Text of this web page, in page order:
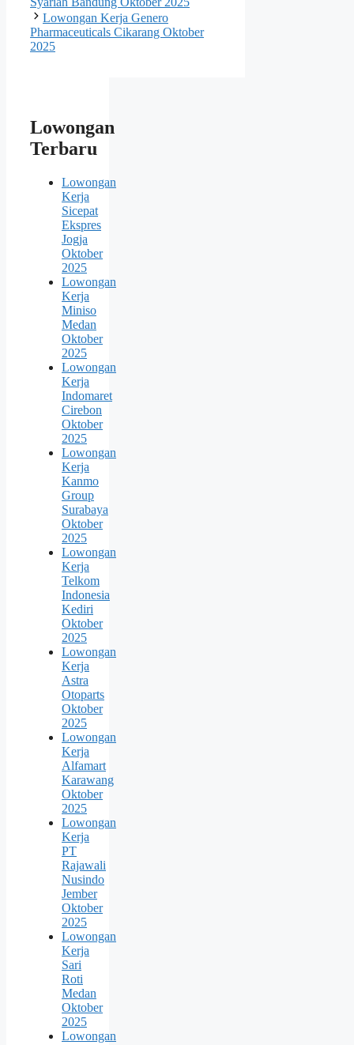
Lowongan Kerja Genero
Pharmaceuticals Cikarang Oktober
2025
Lowongan
Terbaru
Lowongan
Kerja
Sicepat
Ekspres
Jogja
Oktober
2025
Lowongan
Kerja
Miniso
Medan
Oktober
2025
Lowongan
Kerja
Indomaret
Cirebon
Oktober
2025
Lowongan
Kerja
Kanmo
Group
Surabaya
Oktober
2025
Lowongan
Kerja
Telkom
Indonesia
Kediri
Oktober
2025
Lowongan
Kerja
Astra
Otoparts
Oktober
2025
Lowongan
Kerja
Alfamart
Karawang
Oktober
2025
Lowongan
Kerja
PT
Rajawali
Nusindo
Jember
Oktober
2025
Lowongan
Kerja
Sari
Roti
Medan
Oktober
2025
Lowongan